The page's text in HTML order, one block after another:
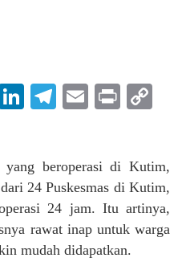
WeChat
LinkedIn
Telegram
Email
Print
yang beroperasi di Kutim,
24 Puskesmas di Kutim,
24 jam. Itu artinya,
rawat inap untuk warga
mudah didapatkan.